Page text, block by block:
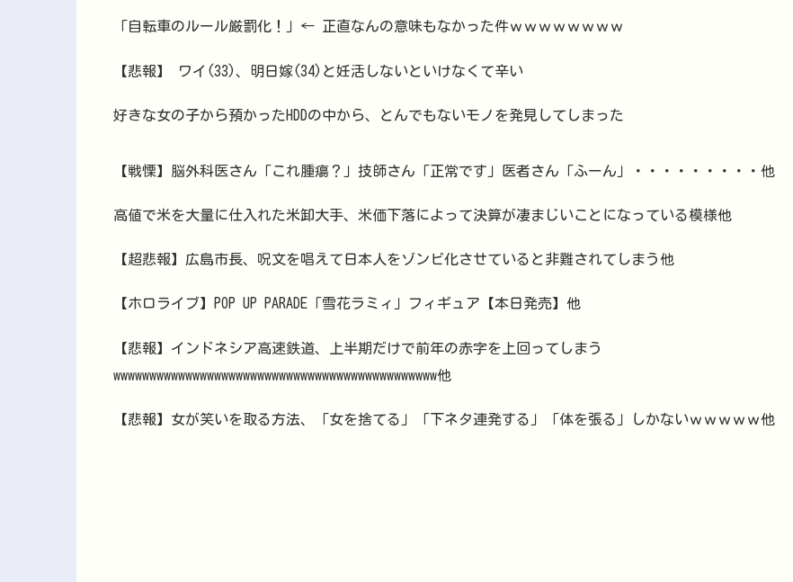
「自転車のルール厳罰化！」← 正直なんの意味もなかった件ｗｗｗｗｗｗｗｗ
【悲報】 ワイ(33)、明日嫁(34)と妊活しないといけなくて辛い
好きな女の子から預かったHDDの中から、とんでもないモノを発見してしまった
【戦慄】脳外科医さん「これ腫瘍？」技師さん「正常です」医者さん「ふーん」・・・・・・・・・他
高値で米を大量に仕入れた米卸大手、米価下落によって決算が凄まじいことになっている模様他
【超悲報】広島市長、呪文を唱えて日本人をゾンビ化させていると非難されてしまう他
【ホロライブ】POP UP PARADE「雪花ラミィ」フィギュア【本日発売】他
【悲報】インドネシア高速鉄道、上半期だけで前年の赤字を上回ってしまう
wwwwwwwwwwwwwwwwwwwwwwwwwwwwwwwwwwwwwwwwwwwww他
【悲報】女が笑いを取る方法、「女を捨てる」「下ネタ連発する」「体を張る」しかないｗｗｗｗｗ他